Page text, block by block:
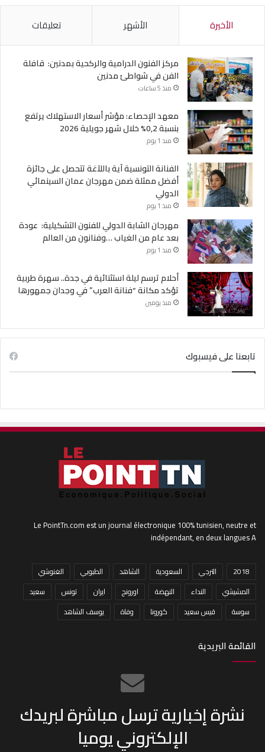
الأخيرة الأشهر تعليقات
مركز الفنون الدرامية والركحية بمدنين: قافلة
الفن في شواطئ مدنين
منذ 5 ساعات
معهد الإحصاء: مؤشر أسعار الاستهلاك يرتفع
بنسبة 0,2% خلال شهر جويلية 2026
منذ 1 يوم
الفنانة التونسية آية باللآغة تتحصل على جائزة
أفضل ممثلة ضمن مهرجان عمان السينمائي
الدولي
منذ 1 يوم
مهرجان الشابة الدولي للفنون التشكيلية: عودة
بعد عام من الغياب …وفنانون من العالم
منذ 1 يوم
أحلام ترسم ليلة استثنائية في جدة.. سهرة طربية
تؤكد مكانة “فنانة العرب” في وجدان جمهورها
منذ يومين
تابعنا على فيسبوك
Le PointTn.com est un journal électronique 100% tunisien, neutre et
indépendant, en deux langues A
2018 الترجي السعودية الشاهد الطبوبي
الغنوشي
المشيشي
النداء النهضة اورونج ايران تونس
سعيد
سوسة
قيس سعيد كورونا وفاة يوسف الشاهد
القائمة البريدية
نشرة إخبارية ترسل مباشرة لبريدك
الإلكتروني يوميا